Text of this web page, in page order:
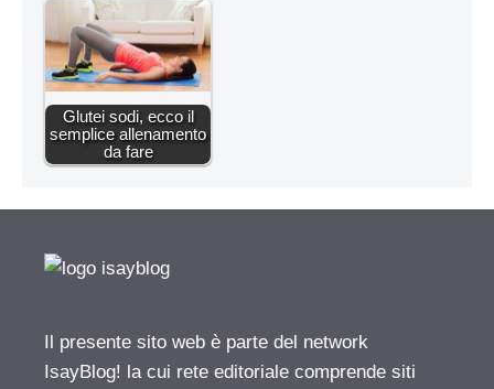
Glutei sodi, ecco il
semplice allenamento
da fare
Il presente sito web è parte del network
IsayBlog! la cui rete editoriale comprende siti